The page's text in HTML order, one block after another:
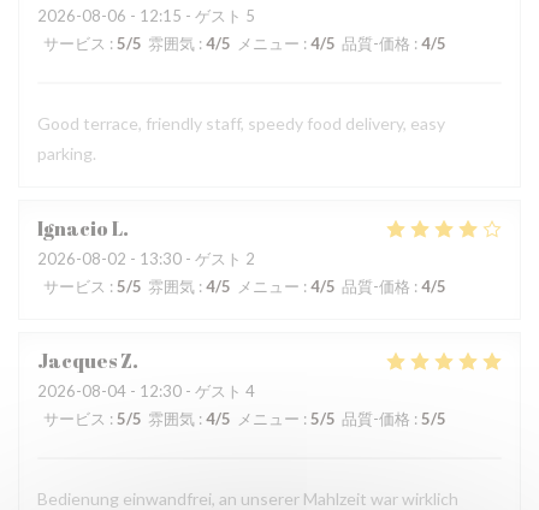
2026-08-06 - 12:15 - ゲスト 5
サービス : 5/5 雰囲気 : 4/5 メニュー : 4/5 品質-価格 : 4/5
Good terrace, friendly staff, speedy food delivery, easy
parking.
IgnacioL
2026-08-02 - 13:30 - ゲスト 2
サービス : 5/5 雰囲気 : 4/5 メニュー : 4/5 品質-価格 : 4/5
JacquesZ
2026-08-04 - 12:30 - ゲスト 4
サービス : 5/5 雰囲気 : 4/5 メニュー : 5/5 品質-価格 : 5/5
Bedienung einwandfrei, an unserer Mahlzeit war wirklich